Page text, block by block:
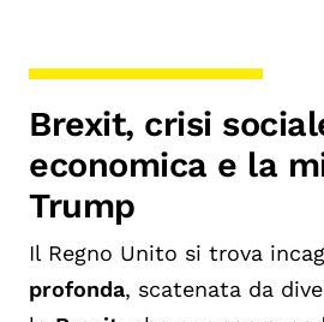
Brexit, crisi
economica e la
Trump
Il Regno Unito si trova
profonda, scatenata da